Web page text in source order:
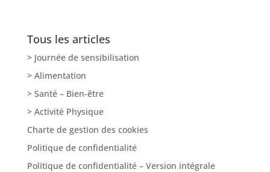
Tous les articles
> Journée de sensibilisation
> Alimentation
> Santé – Bien-être
> Activité Physique
Charte de gestion des cookies
Politique de confidentialité
Politique de confidentialité – Version intégrale